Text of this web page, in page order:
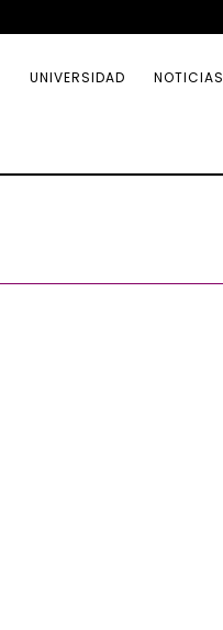
UNIVERSIDAD NOTICIAS